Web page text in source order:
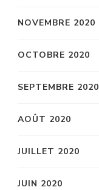
NOVEMBRE 2020
OCTOBRE 2020
SEPTEMBRE 2020
AOÛT 2020
JUILLET 2020
JUIN 2020